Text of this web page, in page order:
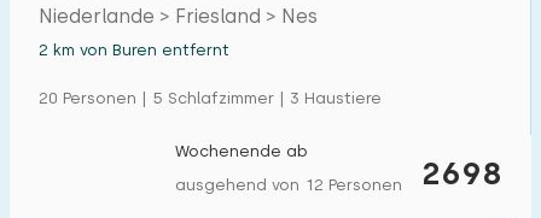
Niederlande > Friesland > Nes
2 km von Buren entfernt
20 Personen | 5 Schlafzimmer | 3 Haustiere
2698
Wochenende ab
ausgehend von 12 Personen